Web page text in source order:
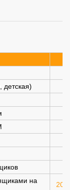
детская)
на
200